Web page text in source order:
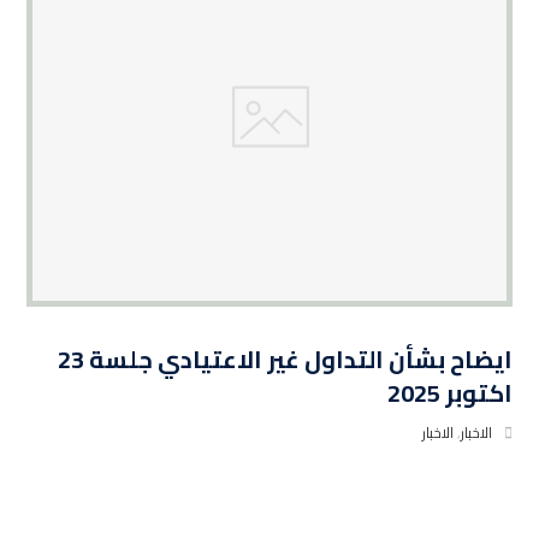
ايضاح بشأن التداول غير الاعتيادي جلسة 23
اكتوبر 2025
الاخبار,الاخبار